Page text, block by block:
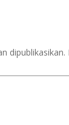
dipublikasikan.